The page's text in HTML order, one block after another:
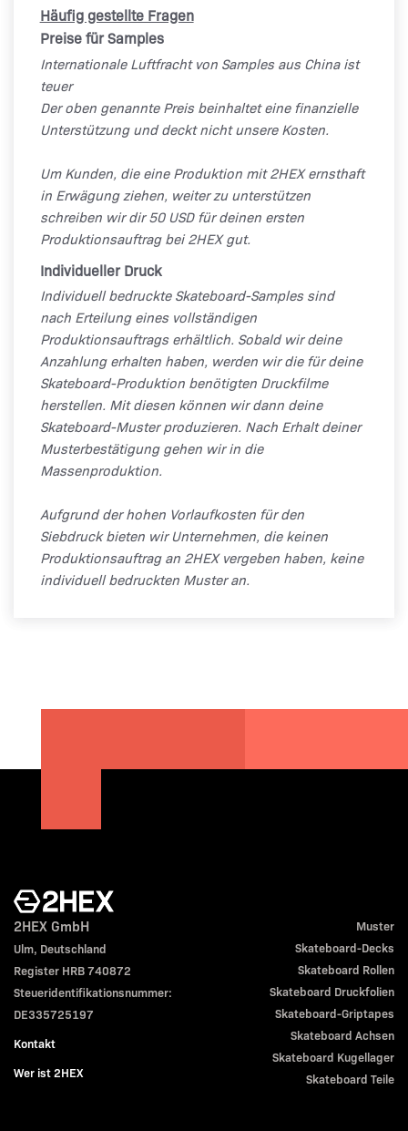
Häufig gestellte Fragen
Preise für Samples
Internationale Luftfracht von Samples aus China ist
teuer
Der oben genannte Preis beinhaltet eine finanzielle
Unterstützung und deckt nicht unsere Kosten.
Um Kunden, die eine Produktion mit 2HEX ernsthaft
in Erwägung ziehen, weiter zu unterstützen
schreiben wir dir 50 USD für deinen ersten
Produktionsauftrag bei 2HEX gut.
Individueller Druck
Individuell bedruckte Skateboard-Samples sind
nach Erteilung eines vollständigen
Produktionsauftrags erhältlich. Sobald wir deine
Anzahlung erhalten haben, werden wir die für deine
Skateboard-Produktion benötigten Druckfilme
herstellen. Mit diesen können wir dann deine
Skateboard-Muster produzieren. Nach Erhalt deiner
Musterbestätigung gehen wir in die
Massenproduktion.
Aufgrund der hohen Vorlaufkosten für den
Siebdruck bieten wir Unternehmen, die keinen
Produktionsauftrag an 2HEX vergeben haben, keine
individuell bedruckten Muster an.
2HEX GmbH
Ulm, Deutschland
Register HRB 740872
Steueridentifikationsnummer:
DE335725197
Kontakt
Wer ist 2HEX
Muster
Skateboard-Decks
Skateboard Rollen
Skateboard Druckfolien
Skateboard-Griptapes
Skateboard Achsen
Skateboard Kugellager
Skateboard Teile